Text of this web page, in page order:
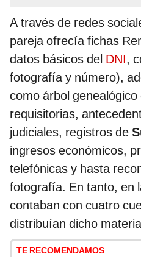
A través de redes
pareja ofrecía fichas
datos básicos del DNI,
fotografía y número),
como árbol
requisitorias,
judiciales, registros de
ingresos económicos,
telefónicas y hasta
fotografía. En tanto, en
contaban con cuatro
distribuían dicho
TE RECOMENDAMOS